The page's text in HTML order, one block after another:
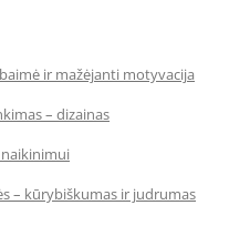
ir mažėjanti motyvacija
– dizainas
naikinimui
– kūrybiškumas ir judrumas